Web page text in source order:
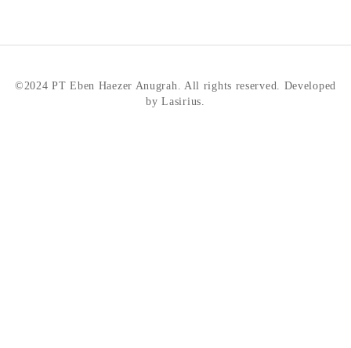
©2024 PT Eben Haezer Anugrah. All rights reserved. Developed
by Lasirius.